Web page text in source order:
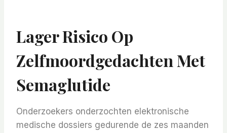
Lager Risico Op
Zelfmoordgedachten Met
Semaglutide
Onderzoekers onderzochten elektronische
medische dossiers gedurende de zes maanden